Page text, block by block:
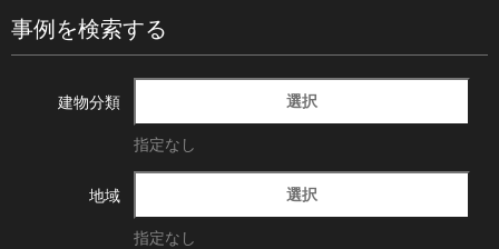
事例を検索する
建物分類 選択
指定なし
地域 選択
指定なし